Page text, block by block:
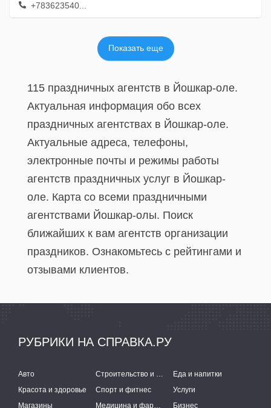
+783623540...
Показать еще
115 праздничных агентств в Йошкар-оле.
Актуальная информация обо всех
праздничных агентствах в Йошкар-оле.
Актуальные адреса, телефоны,
электронные почты и режимы работы
агентств праздничных услуг в Йошкар-
оле. Карта со всеми праздничными
агентствами Йошкар-олы. Поиск
ближайших к вам агентств организации
праздников. Ознакомьтесь с рейтингами и
отзывами клиентов.
РУБРИКИ НА СПРАВКА.РУ
Авто Строительство и ремонт
Еда и напитки
Красота и здоровье
Спорт и фитнес
Услуги
Магазины
Медицина и фармацевтика Бизнес